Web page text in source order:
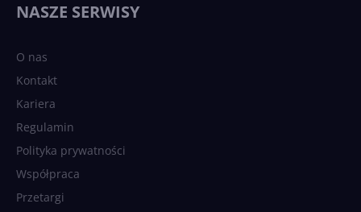
NASZE SERWISY
O nas
Kontakt
Kariera
Regulamin
Polityka prywatności
Współpraca
Przetargi